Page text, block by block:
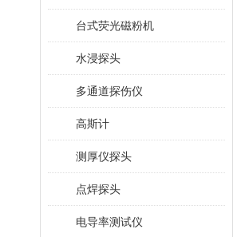
台式荧光磁粉机
水浸探头
多通道探伤仪
高斯计
测厚仪探头
点焊探头
电导率测试仪